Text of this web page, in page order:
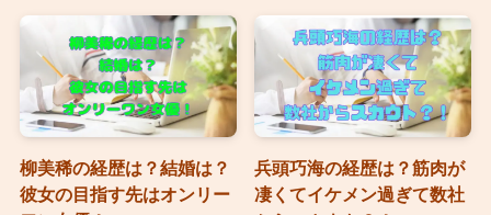
柳美稀の経歴は？結婚は？
彼女の目指す先はオンリー
兵頭巧海の経歴は？筋肉が
凄くてイケメン過ぎて数社